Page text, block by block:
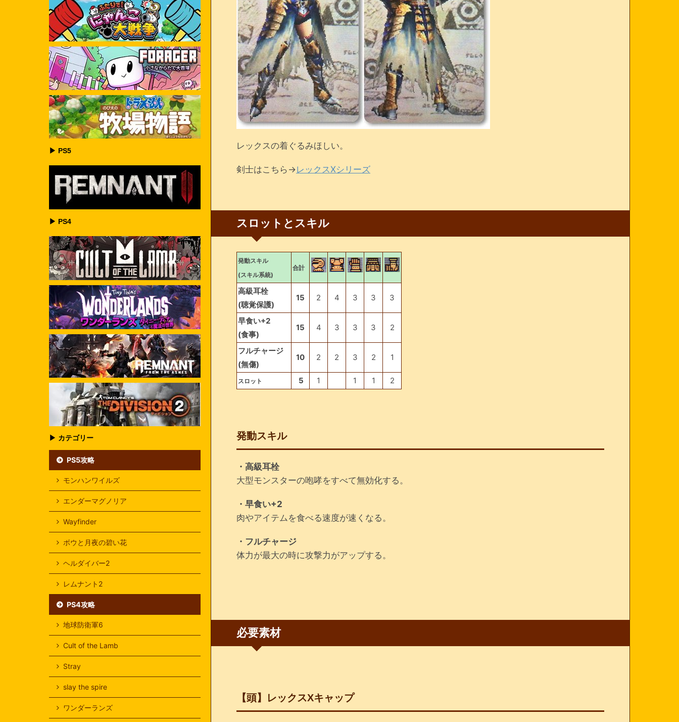
レックスの着ぐるみほしい。
剣士はこちら→レックスXシリーズ
スロットとスキル
発動スキル
(スキル系統)
合計
高級耳栓
(聴覚保護)
15 2 4 3 3 3
早食い+2
(食事)
15 4 3 3 3 2
フルチャージ
(無傷)
10 2 2 3 2 1
スロット 5 1 1 1 2
発動スキル
・高級耳栓
大型モンスターの咆哮をすべて無効化する。
・早食い+2
肉やアイテムを食べる速度が速くなる。
・フルチャージ
体力が最大の時に攻撃力がアップする。
必要素材
【頭】レックスXキャップ
▶ PS5
▶ PS4
▶ カテゴリー
PS5攻略
モンハンワイルズ
エンダーマグノリア
Wayfinder
ボウと月夜の碧い花
ヘルダイバー2
レムナント2
PS4攻略
地球防衛軍6
Cult of the Lamb
Stray
slay the spire
ワンダーランズ